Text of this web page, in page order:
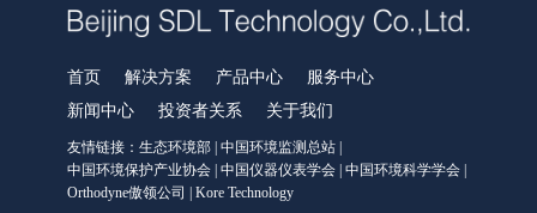
大气污染防治决策支持平台
水污染防治决策支持平台
城市环境应急指挥管理平台
区县智慧环保平台
园区安全环保应急一体化监管平台
碳监测碳计量
首页 解决方案 产品中心
服务中心
新闻中心
投资者关系 关于我们
友情链接： 生态环境部 | 中国环境监测总站 |
中国环境保护产业协会 | 中国仪器仪表学会 | 中国环境科学学会 |
Orthodyne傲领公司 | Kore Technology